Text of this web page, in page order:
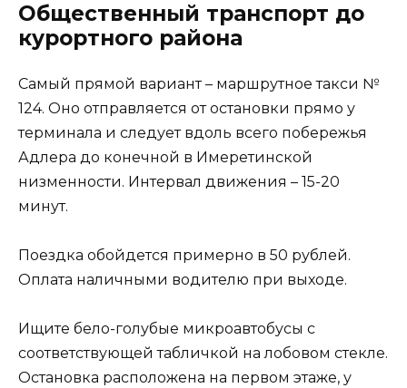
Общественный транспорт до
курортного района
Самый прямой вариант – маршрутное такси №
124. Оно отправляется от остановки прямо у
терминала и следует вдоль всего побережья
Адлера до конечной в Имеретинской
низменности. Интервал движения – 15-20
минут.
Поездка обойдется примерно в 50 рублей.
Оплата наличными водителю при выходе.
Ищите бело-голубые микроавтобусы с
соответствующей табличкой на лобовом стекле.
Остановка расположена на первом этаже, у